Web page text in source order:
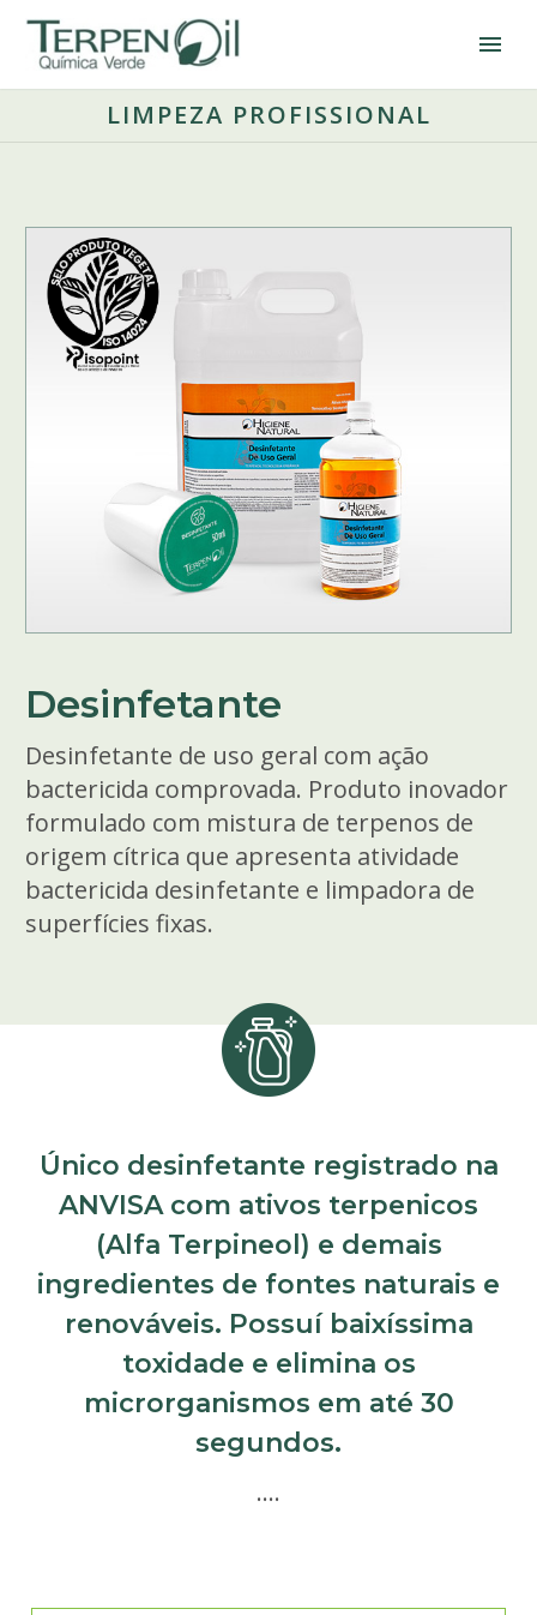
LIMPEZA PROFISSIONAL
Desinfetante
Desinfetante de uso geral com ação
bactericida comprovada. Produto inovador
formulado com mistura de terpenos de
origem cítrica que apresenta atividade
bactericida desinfetante e limpadora de
superfícies fixas.
Único desinfetante registrado na
ANVISA com ativos terpenicos
(Alfa Terpineol) e demais
ingredientes de fontes naturais e
renováveis. Possuí baixíssima
toxidade e elimina os
microrganismos em até 30
segundos.
….